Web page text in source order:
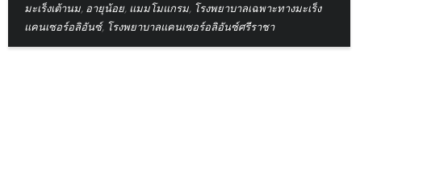
มะเร็งเต้านม, อายุน้อย, แมมโมแกรม, โรงพยาบาลเฉพาะทางมะเร็ง
แคนเซอร์อลิอันซ์, โรงพยาบาลแคนเซอร์อลิอันซ์ศรีราชา